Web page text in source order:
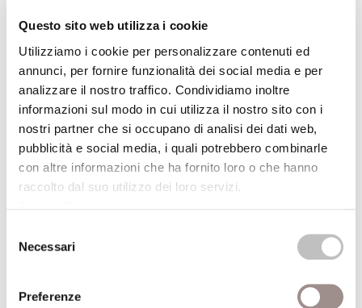
Questo sito web utilizza i cookie
Utilizziamo i cookie per personalizzare contenuti ed
annunci, per fornire funzionalità dei social media e per
analizzare il nostro traffico. Condividiamo inoltre
informazioni sul modo in cui utilizza il nostro sito con i
nostri partner che si occupano di analisi dei dati web,
pubblicità e social media, i quali potrebbero combinarle
con altre informazioni che ha fornito loro o che hanno
raccolto dal suo utilizzo dei loro servizi.
delNecessari
Preferenze
20/09/2008
Patto di sale Comics e disegni fantastici del
gruppo Canicola
Festival Filosofia
20/09/2008
Festival Filosofia
20/09/2008